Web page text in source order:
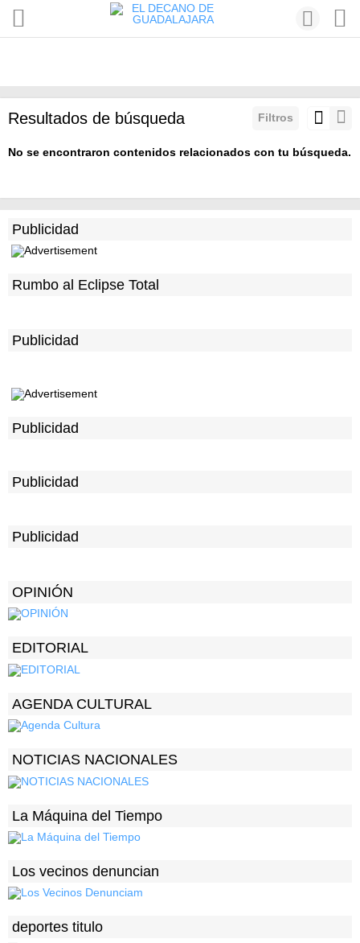
Filtros
Resultados de búsqueda
No se encontraron contenidos relacionados con tu búsqueda.
Publicidad
Rumbo al Eclipse Total
Publicidad
Publicidad
Publicidad
Publicidad
OPINIÓN
EDITORIAL
AGENDA CULTURAL
NOTICIAS NACIONALES
La Máquina del Tiempo
Los vecinos denuncian
deportes titulo